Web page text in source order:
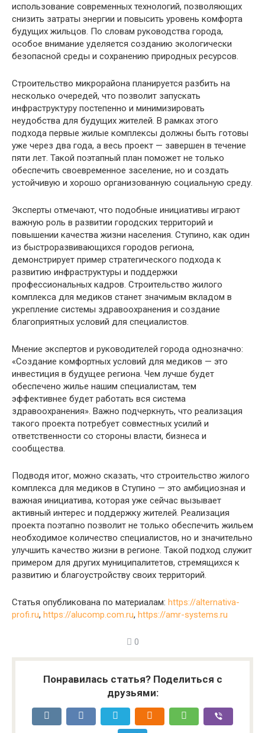
использование современных технологий, позволяющих
снизить затраты энергии и повысить уровень комфорта
будущих жильцов. По словам руководства города,
особое внимание уделяется созданию экологически
безопасной среды и сохранению природных ресурсов.
Строительство микрорайона планируется разбить на
несколько очередей, что позволит запускать
инфраструктуру постепенно и минимизировать
неудобства для будущих жителей. В рамках этого
подхода первые жилые комплексы должны быть готовы
уже через два года, а весь проект — завершен в течение
пяти лет. Такой поэтапный план поможет не только
обеспечить своевременное заселение, но и создать
устойчивую и хорошо организованную социальную среду.
Эксперты отмечают, что подобные инициативы играют
важную роль в развитии городских территорий и
повышении качества жизни населения. Ступино, как один
из быстроразвивающихся городов региона,
демонстрирует пример стратегического подхода к
развитию инфраструктуры и поддержки
профессиональных кадров. Строительство жилого
комплекса для медиков станет значимым вкладом в
укрепление системы здравоохранения и создание
благоприятных условий для специалистов.
Мнение экспертов и руководителей города однозначно:
«Создание комфортных условий для медиков — это
инвестиция в будущее региона. Чем лучше будет
обеспечено жилье нашим специалистам, тем
эффективнее будет работать вся система
здравоохранения». Важно подчеркнуть, что реализация
такого проекта потребует совместных усилий и
ответственности со стороны власти, бизнеса и
сообщества.
Подводя итог, можно сказать, что строительство жилого
комплекса для медиков в Ступино — это амбициозная и
важная инициатива, которая уже сейчас вызывает
активный интерес и поддержку жителей. Реализация
проекта поэтапно позволит не только обеспечить жильем
необходимое количество специалистов, но и значительно
улучшить качество жизни в регионе. Такой подход служит
примером для других муниципалитетов, стремящихся к
развитию и благоустройству своих территорий.
Статья опубликована по материалам: https://alternativa-
profi.ru, https://alucomp.com.ru, https://amr-systems.ru
0
Понравилась статья? Поделиться с
друзьями: